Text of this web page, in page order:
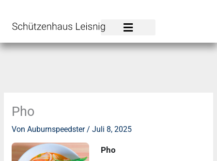
Pho
Von Auburnspeedster/ Juli 8, 2025
Pho